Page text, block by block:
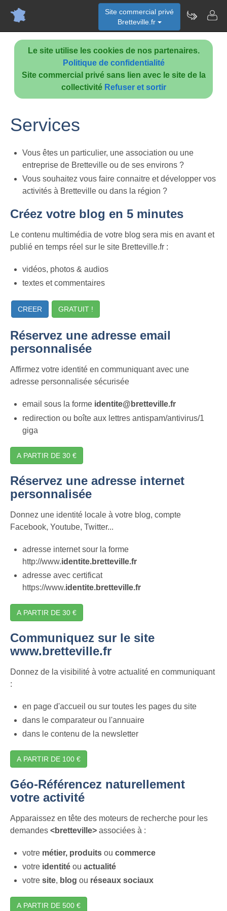
Le site utilise les cookies de nos partenaires.
Politique de confidentialité
Site commercial privé sans lien avec le site de la
collectivité Refuser et sortir
Site commercial privé
Bretteville.fr
Services
Vous êtes un particulier, une association ou une
entreprise de Bretteville ou de ses environs ?
Vous souhaitez vous faire connaitre et développer vos
activités à Bretteville ou dans la région ?
Créez votre blog en 5 minutes
Le contenu multimédia de votre blog sera mis en avant et
publié en temps réel sur le site Bretteville.fr :
vidéos, photos & audios
textes et commentaires
CREER GRATUIT !
Réservez une adresse email
personnalisée
Affirmez votre identité en communiquant avec une
adresse personnalisée sécurisée
email sous la forme identite@bretteville.fr
redirection ou boîte aux lettres antispam/antivirus/1
giga
A PARTIR DE 30 €
Réservez une adresse internet
personnalisée
Donnez une identité locale à votre blog, compte
Facebook, Youtube, Twitter...
adresse internet sour la forme
http://www.identite.bretteville.fr
adresse avec certificat
https://www.identite.bretteville.fr
A PARTIR DE 30 €
Communiquez sur le site
www.bretteville.fr
Donnez de la visibilité à votre actualité en communiquant
:
en page d'accueil ou sur toutes les pages du site
dans le comparateur ou l'annuaire
dans le contenu de la newsletter
A PARTIR DE 100 €
Géo-Référencez naturellement
votre activité
Apparaissez en tête des moteurs de recherche pour les
demandes <bretteville> associées à :
votre métier, produits ou commerce
votre identité ou actualité
votre site, blog ou réseaux sociaux
A PARTIR DE 500 €